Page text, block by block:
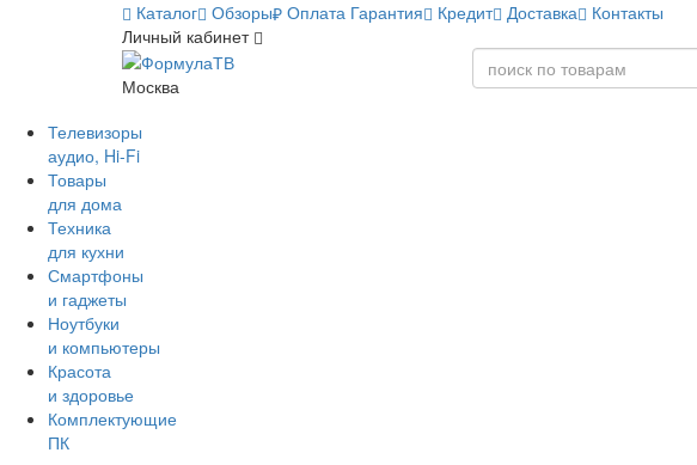
Каталог Обзоры Оплата Гарантия Кредит Доставка
Контакты
Личный кабинет
Москва
Телевизоры
аудио, Hi-Fi
Товары
для дома
Техника
для кухни
Смартфоны
и гаджеты
Ноутбуки
и компьютеры
Красота
и здоровье
Комплектующие
ПК